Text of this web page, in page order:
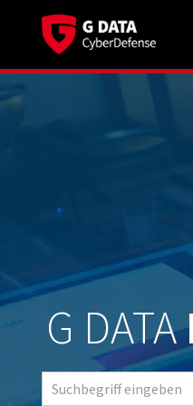
G DATA